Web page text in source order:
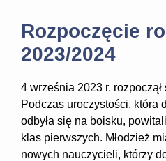
Rozpoczęcie
2023/2024
4 września 2023 r.
Podczas uroczystości, która
odbyła się na boisku,
klas pierwszych. Młodzież
nowych nauczycieli, którzy